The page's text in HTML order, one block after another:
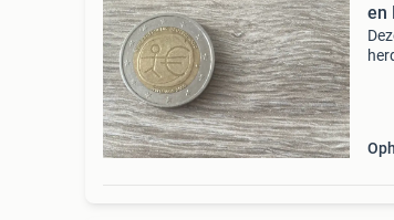
en